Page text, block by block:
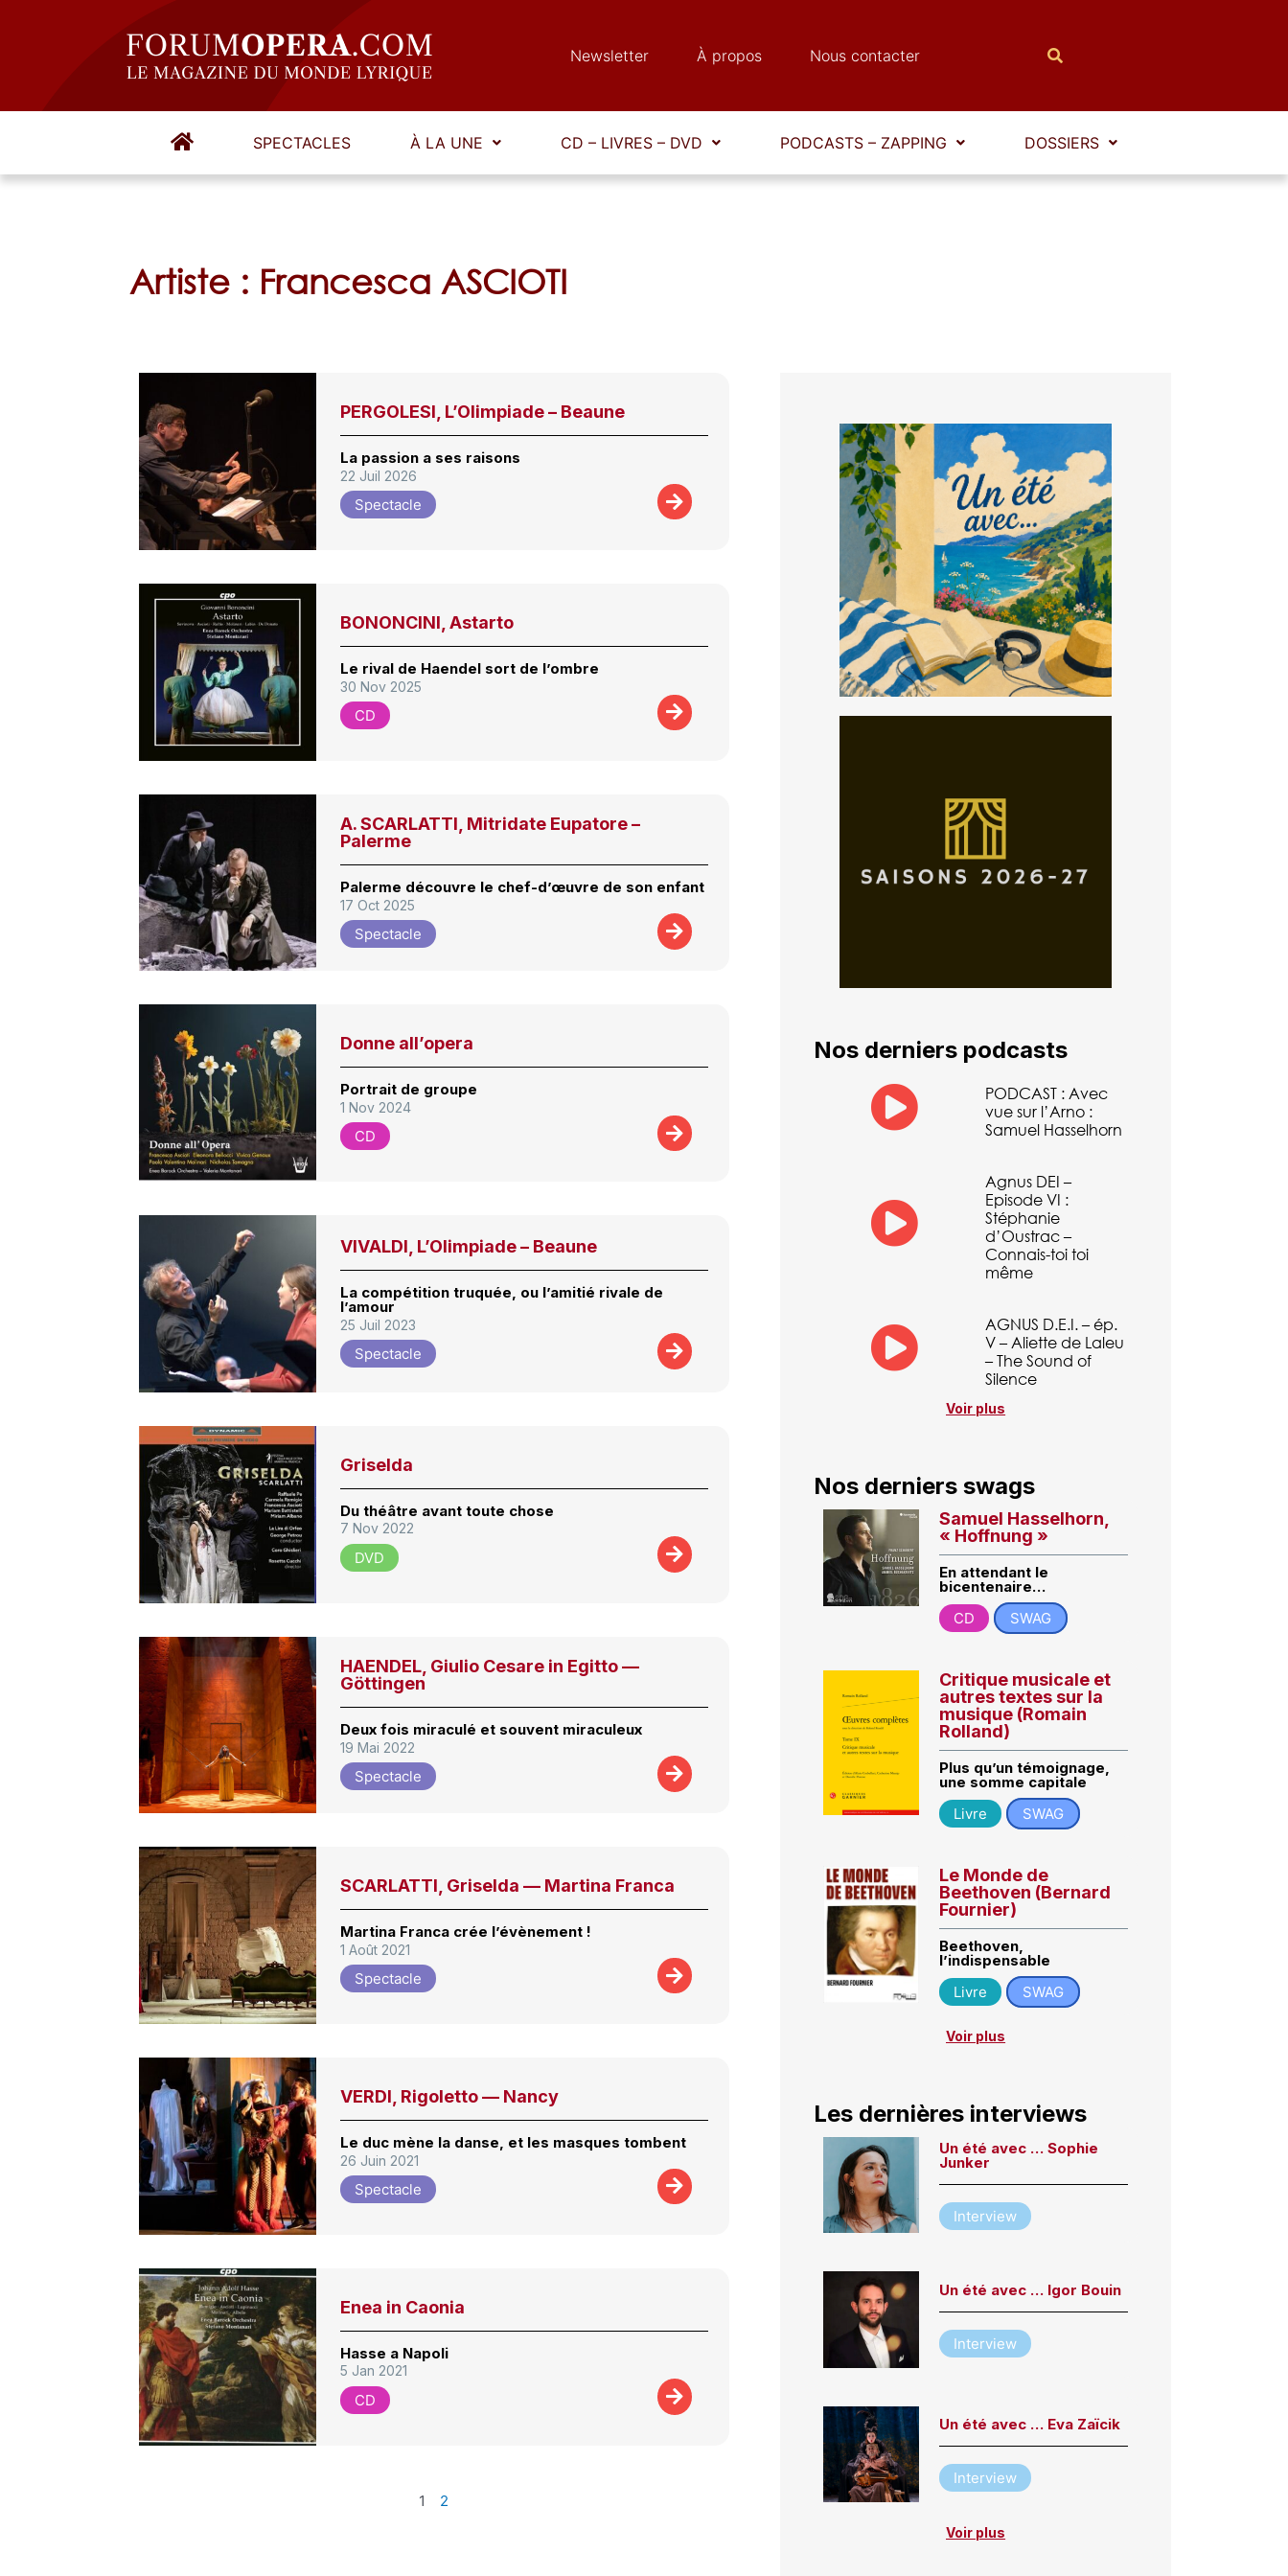
Newsletter À propos Nous contacter
SPECTACLES À LA UNE CD – LIVRES – DVD PODCASTS – ZAPPING DOSSIERS
Artiste : Francesca ASCIOTI
PERGOLESI, L’Olimpiade – Beaune
La passion a ses raisons
22 Juil 2026
Spectacle
BONONCINI, Astarto
Le rival de Haendel sort de l’ombre
30 Nov 2025
CD
A. SCARLATTI, Mitridate Eupatore –
Palerme
Palerme découvre le chef-d’œuvre de son enfant
17 Oct 2025
Spectacle
Donne all’opera
Portrait de groupe
1 Nov 2024
CD
VIVALDI, L’Olimpiade – Beaune
La compétition truquée, ou l’amitié rivale de
l’amour
25 Juil 2023
Spectacle
Griselda
Du théâtre avant toute chose
7 Nov 2022
DVD
HAENDEL, Giulio Cesare in Egitto —
Göttingen
Deux fois miraculé et souvent miraculeux
19 Mai 2022
Spectacle
SCARLATTI, Griselda — Martina Franca
Martina Franca crée l’évènement !
1 Août 2021
Spectacle
VERDI, Rigoletto — Nancy
Le duc mène la danse, et les masques tombent
26 Juin 2021
Spectacle
Enea in Caonia
Hasse a Napoli
5 Jan 2021
CD
1 2
Nos derniers podcasts
PODCAST : Avec
vue sur l’Arno :
Samuel Hasselhorn
Agnus DEI –
Episode VI :
Stéphanie
d’Oustrac –
Connais-toi toi
même
AGNUS D.E.I. – ép.
V – Aliette de Laleu
– The Sound of
Silence
Voir plus
Nos derniers swags
Samuel Hasselhorn,
« Hoffnung »
En attendant le
bicentenaire…
CD
SWAG
Critique musicale et
autres textes sur la
musique (Romain
Rolland)
Plus qu’un témoignage,
une somme capitale
Livre
SWAG
Le Monde de
Beethoven (Bernard
Fournier)
Beethoven,
l’indispensable
Livre
SWAG
Voir plus
Les dernières interviews
Un été avec … Sophie
Junker
Interview
Un été avec … Igor Bouin
Interview
Un été avec … Eva Zaïcik
Interview
Voir plus